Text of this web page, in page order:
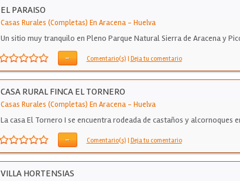
EL PARAISO
Casas Rurales (Completas) En Aracena- Huelva
Un sitio muy tranquilo en Pleno Parque Natural Sierra de Aracena y
- Comentario(s) | Deja tu comentario
CASA RURAL FINCA EL TORNERO
Casas Rurales (Completas) En Aracena- Huelva
La casa El Tornero I se encuentra rodeada de castaños y alcornoques
- Comentario(s) | Deja tu comentario
VILLA HORTENSIAS